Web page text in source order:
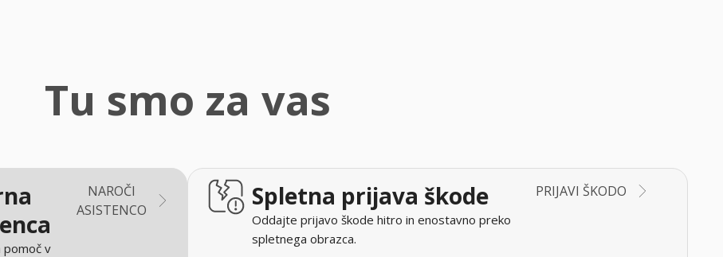
Tu smo za vas
pomoč v
NAROČI
ASISTENCO
Spletna prijava škode
Oddajte prijavo škode hitro in enostavno preko
spletnega obrazca.
PRIJAVI ŠKODO